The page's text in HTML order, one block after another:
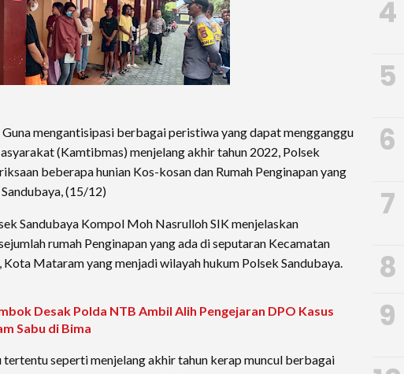
Guna mengantisipasi berbagai peristiwa yang dapat mengganggu
(Kamtibmas) menjelang akhir tahun 2022, Polsek
beberapa hunian Kos-kosan dan Rumah Penginapan yang
(15/12)
Sandubaya Kompol Moh Nasrulloh SIK menjelaskan
rumah Penginapan yang ada di seputaran Kecamatan
Kota Mataram yang menjadi wilayah hukum Polsek Sandubaya.
Desak Polda NTB Ambil Alih Pengejaran DPO Kasus
Sabu di Bima
seperti menjelang akhir tahun kerap muncul berbagai
4
5
6
7
8
9